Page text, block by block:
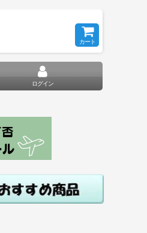
カート
ログイン